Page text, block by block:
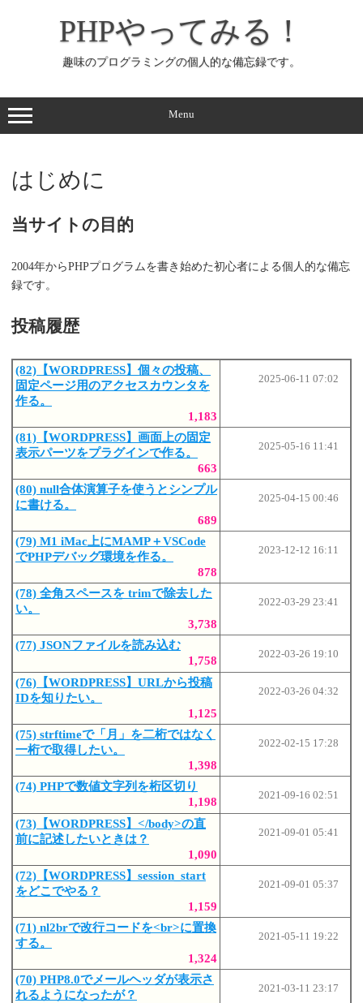
ッ
プ
PHPやってみる！
趣味のプログラミングの個人的な備忘録です。
Menu
はじめに
当サイトの目的
2004年からPHPプログラムを書き始めた初心者による個人的な備忘
録です。
投稿履歴
(82)【WORDPRESS】個々の投稿、
固定ページ用のアクセスカウンタを
作る。
1,183
2025-06-11 07:02
(81)【WORDPRESS】画面上の固定
表示パーツをプラグインで作る。
663
2025-05-16 11:41
(80) null合体演算子を使うとシンプル
に書ける。
689
2025-04-15 00:46
(79) M1 iMac上にMAMP＋VSCode
でPHPデバッグ環境を作る。
878
2023-12-12 16:11
(78) 全角スペースを trimで除去した
い。
3,738
2022-03-29 23:41
(77) JSONファイルを読み込む
1,758
2022-03-26 19:10
(76)【WORDPRESS】URLから投稿
IDを知りたい。
1,125
2022-03-26 04:32
(75) strftimeで「月」を二桁ではなく
一桁で取得したい。
1,398
2022-02-15 17:28
(74) PHPで数値文字列を桁区切り
1,198
2021-09-16 02:51
(73)【WORDPRESS】</body>の直
前に記述したいときは？
1,090
2021-09-01 05:41
(72)【WORDPRESS】session_start
をどこでやる？
1,159
2021-09-01 05:37
(71) nl2brで改行コードを<br>に置換
する。
1,324
2021-05-11 19:22
(70) PHP8.0でメールヘッダが表示さ
れるようになったが？
2021-03-11 23:17